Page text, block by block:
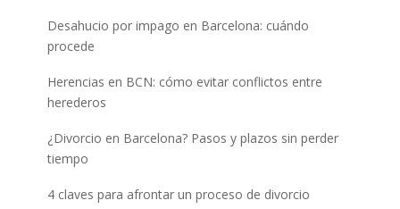
Desahucio por impago en Barcelona: cuándo
procede
Herencias en BCN: cómo evitar conflictos entre
herederos
¿Divorcio en Barcelona? Pasos y plazos sin perder
tiempo
4 claves para afrontar un proceso de divorcio